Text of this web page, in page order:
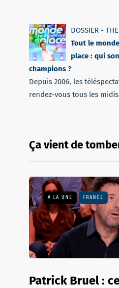
DOSSIER -
Tout le
place : qui
champions ?
Depuis 2006, les
rendez-vous tous les
Ça vient de
A LA UNE FRANCE
Patrick Bruel :